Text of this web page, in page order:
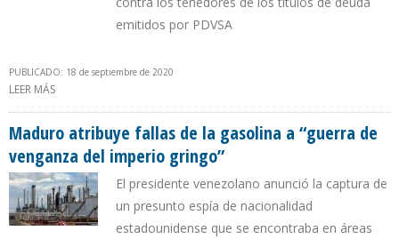
emitidos por PDVSA
PUBLICADO: 18 de septiembre de 2020
LEER MÁS
Maduro atribuye fallas de la gasolina a “guerra de
venganza del imperio gringo”
El presidente venezolano anunció la captura de
un presunto espía de nacionalidad
estadounidense que se encontraba en áreas